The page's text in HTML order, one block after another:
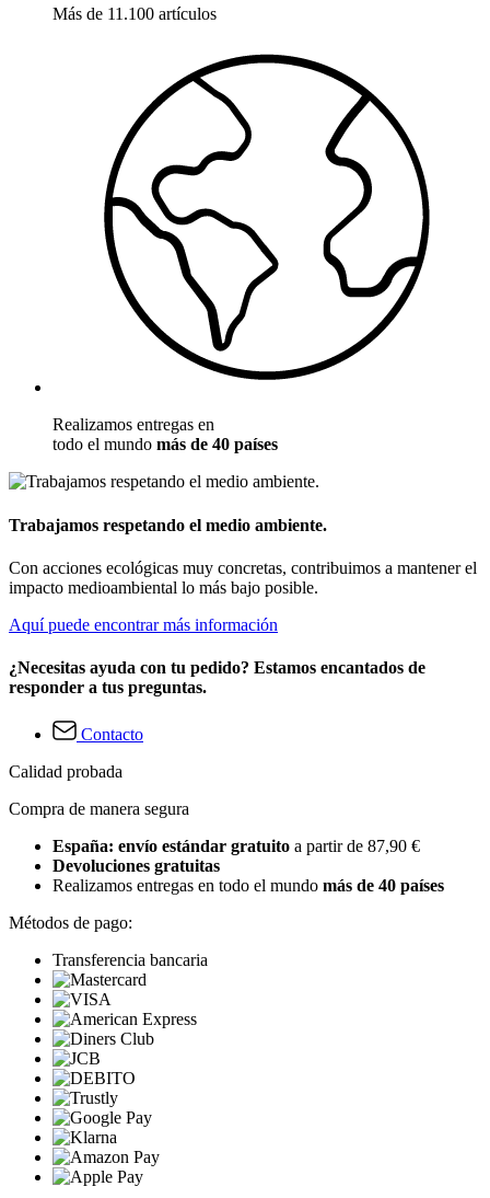
Más de 11.100 artículos
Realizamos entregas en
todo el mundo más de 40 países
Trabajamos respetando el medio ambiente.
Con acciones ecológicas muy concretas, contribuimos a mantener el
impacto medioambiental lo más bajo posible.
Aquí puede encontrar más información
¿Necesitas ayuda con tu pedido? Estamos encantados de
responder a tus preguntas.
Contacto
Calidad probada
Compra de manera segura
España: envío estándar gratuito a partir de 87,90 €
Devoluciones gratuitas
Realizamos entregas en todo el mundo más de 40 países
Métodos de pago:
Transferencia bancaria